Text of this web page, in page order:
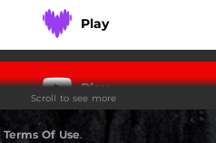
Play
Play
Scroll to see more
Terms Of Use.